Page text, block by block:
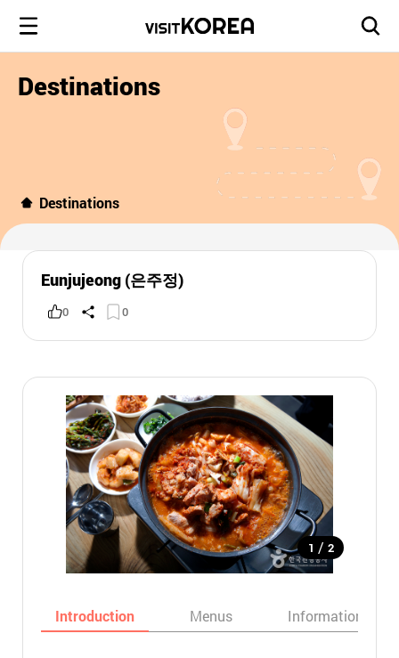
Destinations
Destinations
Eunjujeong (은주정)
0 0
1 / 2
Introduction Menus Informations